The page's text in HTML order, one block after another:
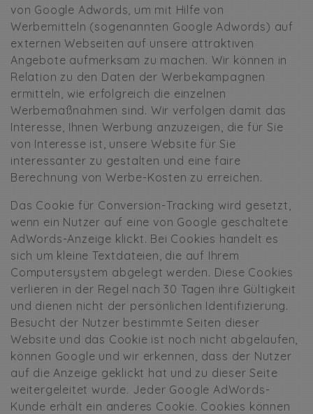
von Google Adwords, um mit Hilfe von
Werbemitteln (sogenannten Google Adwords) auf
externen Webseiten auf unsere attraktiven
Angebote aufmerksam zu machen. Wir können in
Relation zu den Daten der Werbekampagnen
ermitteln, wie erfolgreich die einzelnen
Werbemaßnahmen sind. Wir verfolgen damit das
Interesse, Ihnen Werbung anzuzeigen, die für Sie
von Interesse ist, unsere Website für Sie
interessanter zu gestalten und eine faire
Berechnung von Werbe-Kosten zu erreichen.
Das Cookie für Conversion-Tracking wird gesetzt,
wenn ein Nutzer auf eine von Google geschaltete
AdWords-Anzeige klickt. Bei Cookies handelt es
sich um kleine Textdateien, die auf Ihrem
Computersystem abgelegt werden. Diese Cookies
verlieren in der Regel nach 30 Tagen ihre Gültigkeit
und dienen nicht der persönlichen Identifizierung.
Besucht der Nutzer bestimmte Seiten dieser
Website und das Cookie ist noch nicht abgelaufen,
können Google und wir erkennen, dass der Nutzer
auf die Anzeige geklickt hat und zu dieser Seite
weitergeleitet wurde. Jeder Google AdWords-
Kunde erhält ein anderes Cookie. Cookies können